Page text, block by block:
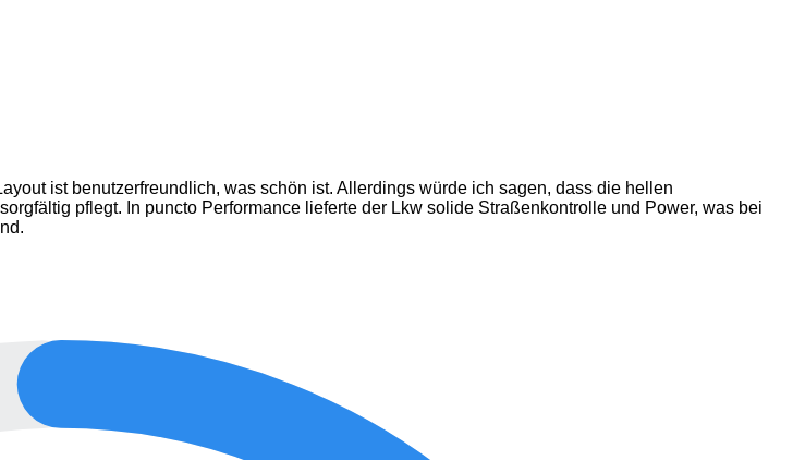
ist benutzerfreundlich, was schön ist. Allerdings würde ich sagen, dass die hellen
pflegt. In puncto Performance lieferte der Lkw solide Straßenkontrolle und Power, was bei